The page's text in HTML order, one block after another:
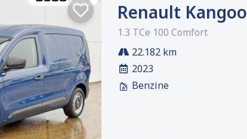
Renault Kangoo
1.3 TCe 100 Comfort
22.182 km
2023
Benzine